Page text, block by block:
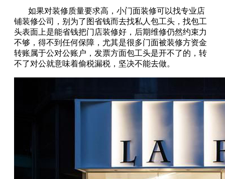
如果对装修质量要求高，小门面装修可以找专业店
铺装修公司，别为了图省钱而去找私人包工头，找包工
头表面上是能省钱把门店装修好，后期维修仍然约束力
不够，得不到任何保障，尤其是很多门面被装修方资金
转账属于公对公账户，发票方面包工头是开不了的，转
不了对公就意味着偷税漏税，坚决不能去做。